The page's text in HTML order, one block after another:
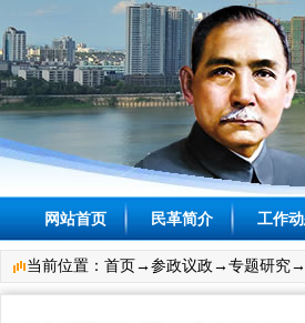
网站首页 民革简介 工作
当前位置： 首页 → 参政议政 → 专题研究→